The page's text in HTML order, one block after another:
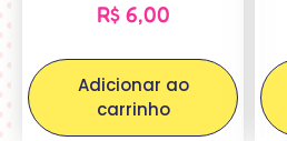
R$6,00
Adicionar ao
carrinho